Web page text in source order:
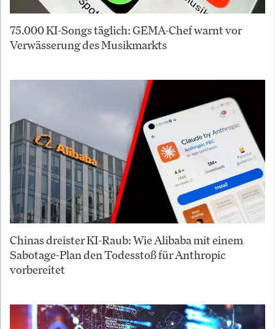
75.000 KI-Songs täglich: GEMA-Chef warnt vor
Verwässerung des Musikmarkts
Chinas dreister KI-Raub: Wie Alibaba mit einem
Sabotage-Plan den Todesstoß für Anthropic
vorbereitet